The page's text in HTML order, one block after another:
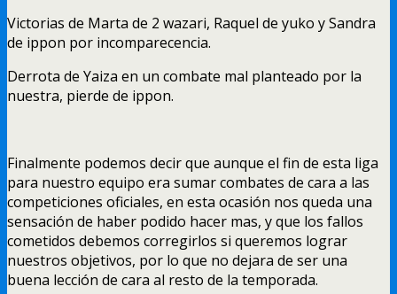
Victorias de Marta de 2 wazari, Raquel de yuko y Sandra
de ippon por incomparecencia.
Derrota de Yaiza en un combate mal planteado por la
nuestra, pierde de ippon.
Finalmente podemos decir que aunque el fin de esta liga
para nuestro equipo era sumar combates de cara a las
competiciones oficiales, en esta ocasión nos queda una
sensación de haber podido hacer mas, y que los fallos
cometidos debemos corregirlos si queremos lograr
nuestros objetivos, por lo que no dejara de ser una
buena lección de cara al resto de la temporada.